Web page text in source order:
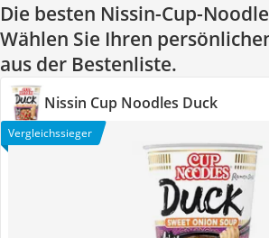
Die besten Nissin-Cup-
Wählen Sie Ihren
aus der Bestenliste.
Nissin Cup Noodles Duck
Vergleichssieger